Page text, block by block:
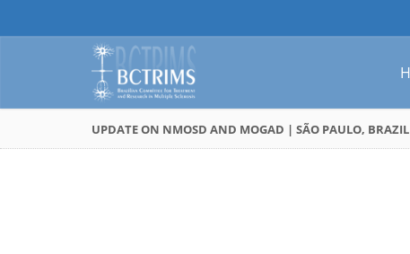
UPDATE ON NMOSD AND MOGAD | SÃO PAULO,